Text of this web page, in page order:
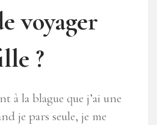
voyager
?
à la blague que j’ai une
je pars seule, je me